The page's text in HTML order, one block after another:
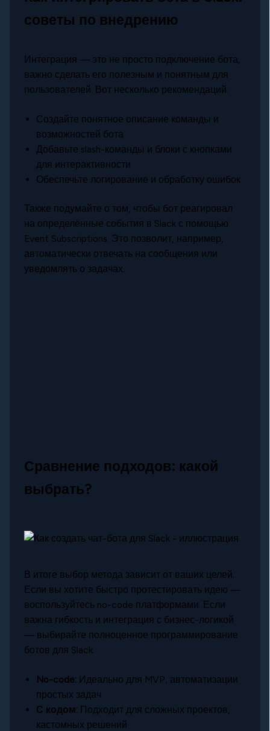
советы по внедрению
Интеграция — это не просто подключение бота,
важно сделать его полезным и понятным для
пользователей. Вот несколько рекомендаций:
Создайте понятное описание команды и
возможностей бота
Добавьте slash-команды и блоки с кнопками
для интерактивности
Обеспечьте логирование и обработку ошибок
Также подумайте о том, чтобы бот реагировал
на определённые события в Slack с помощью
Event Subscriptions. Это позволит, например,
автоматически отвечать на сообщения или
уведомлять о задачах.
Сравнение подходов: какой
выбрать?
В итоге выбор метода зависит от ваших целей.
Если вы хотите быстро протестировать идею —
воспользуйтесь no-code платформами. Если
важна гибкость и интеграция с бизнес-логикой
— выбирайте полноценное программирование
ботов для Slack.
No-code: Идеально для MVP, автоматизации
простых задач
С кодом: Подходит для сложных проектов,
кастомных решений